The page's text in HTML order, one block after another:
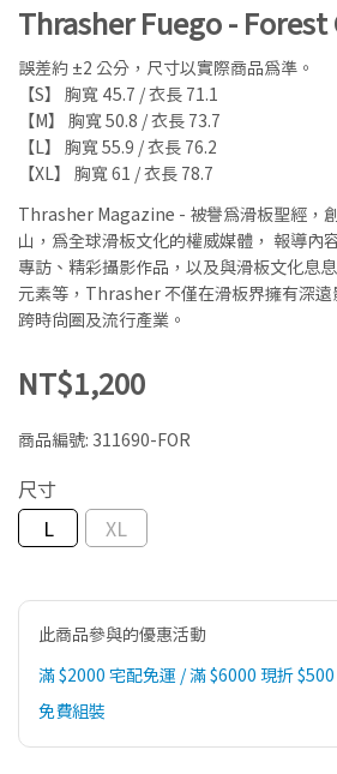
Thrasher Fuego - Forest
誤差約 ±2 公分，尺寸以實際商品為準。
【S】 胸寬 45.7 / 衣長 71.1
【M】 胸寬 50.8 / 衣長 73.7
【L】 胸寬 55.9 / 衣長 76.2
【XL】 胸寬 61 / 衣長 78.7
Thrasher Magazine - 被譽為滑板聖經，
山，為全球滑板文化的權威媒體， 報導內
專訪、精彩攝影作品，以及與滑板文化息
元素等，Thrasher 不僅在滑板界擁有深
跨時尚圈及流行產業。
NT$1,200
商品編號: 311690-FOR
尺寸
L
XL
此商品參與的優惠活動
滿 $2000 宅配免運 / 滿 $6000 現折 $500
免費組裝